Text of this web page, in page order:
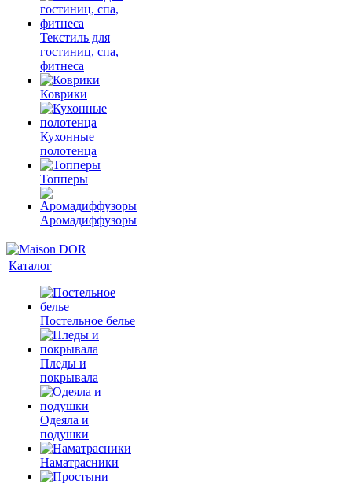
Текстиль для
гостиниц, спа,
фитнеса
Коврики
Кухонные
полотенца
Топперы
Аромадиффузоры
Каталог
Постельное белье
Пледы и
покрывала
Одеяла и
подушки
Наматрасники